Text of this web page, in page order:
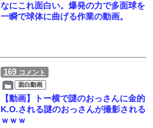
なにこれ面白い。爆発の力で多面球を
一瞬で球体に曲げる作業の動画。
169 コメント
面白動画
【動画】トー横で謎のおっさんに金的
K.O.される謎のおっさんが撮影される
ｗｗｗ